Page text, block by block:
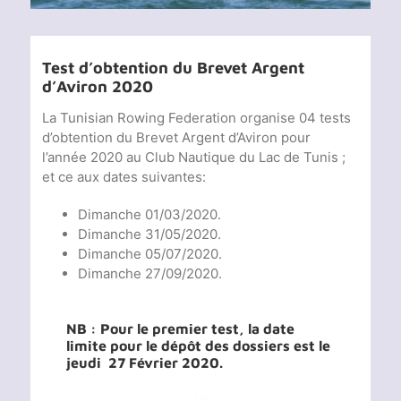
Test d’obtention du Brevet Argent
d’Aviron 2020
La Tunisian Rowing Federation organise 04 tests
d’obtention du Brevet Argent d’Aviron pour
l’année 2020 au Club Nautique du Lac de Tunis ;
et ce aux dates suivantes:
Dimanche 01/03/2020.
Dimanche 31/05/2020.
Dimanche 05/07/2020.
Dimanche 27/09/2020.
NB : Pour le premier test, la date
limite pour le dépôt des dossiers est le
jeudi 27 Février 2020.